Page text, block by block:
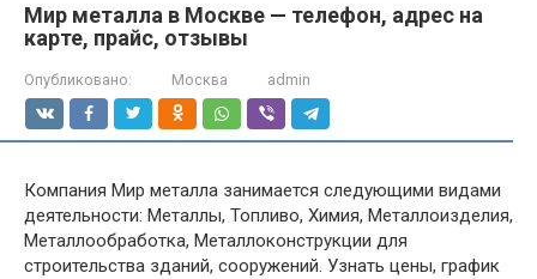
Мир металла в Москве — телефон, адрес на
карте, прайс, отзывы
Опубликовано: Москва admin
Компания Мир металла занимается следующими видами
деятельности: Металлы, Топливо, Химия, Металлоизделия,
Металлообработка, Металлоконструкции для
строительства зданий, сооружений. Узнать цены, график